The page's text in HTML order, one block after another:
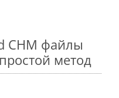
CHM файлы
метод